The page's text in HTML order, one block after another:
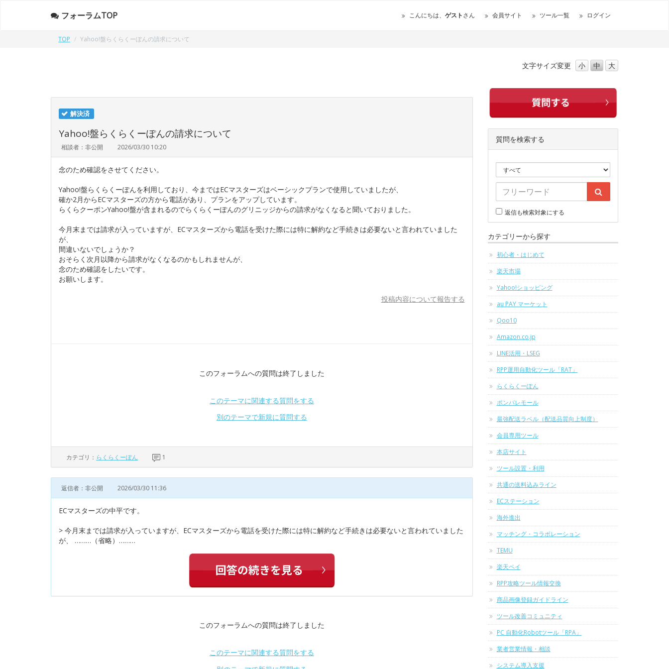
フォーラムTOP こんにちは、 ゲストさん 会員サイト ツール一覧 ログイン
TOP Yahoo!盤らくらくーぽんの請求について
文字サイズ変更 小 中 大
解決済
Yahoo!盤らくらくーぽんの請求について
相談者：非公開 2026/03/30 10:20
念のため確認をさせてください。
Yahoo!盤らくらくーぽんを利用しており、今まではECマスターズはベーシックプランで使用していましたが、
確か2月からECマスターズの方から電話があり、プランをアップしています。
らくらクーポンYahoo!盤が含まれるのでらくらくーぽんのグリニッジからの請求がなくなると聞いておりました。
今月末までは請求が入っていますが、ECマスターズから電話を受けた際には特に解約など手続きは必要ないと言われていました
が、
間違いないでしょうか？
おそらく次月以降から請求がなくなるのかもしれませんが、
念のため確認をしたいです。
お願いします。
投稿内容について報告する
このフォーラムへの質問は終了しました
このテーマに関連する質問をする
別のテーマで新規に質問する
カテゴリ： らくらくーぽん 1
返信者：非公開 2026/03/30 11:36
ECマスターズの中平です。
> 今月末までは請求が入っていますが、ECマスターズから電話を受けた際には特に解約など手続きは必要ないと言われていました
が、 ………（省略）………
このフォーラムへの質問は終了しました
このテーマに関連する質問をする
質問を検索する
返信も検索対象にする
カテゴリーから探す
初心者・はじめて
楽天市場
Yahoo!ショッピング
au PAY マーケット
Qoo10
Amazon.co.jp
LINE活用・LSEG
RPP運用自動化ツール「RAT」
らくらくーぽん
ポンパレモール
最強配送ラベル（配送品質向上制度）
会員専用ツール
本店サイト
ツール設置・利用
共通の送料込みライン
ECステーション
海外進出
マッチング・コラボレーション
TEMU
楽天ペイ
RPP攻略ツール情報交換
商品画像登録ガイドライン
ツール改善コミュニティ
PC 自動化Robotツール「RPA」
業者営業情報・相談
システム導入支援